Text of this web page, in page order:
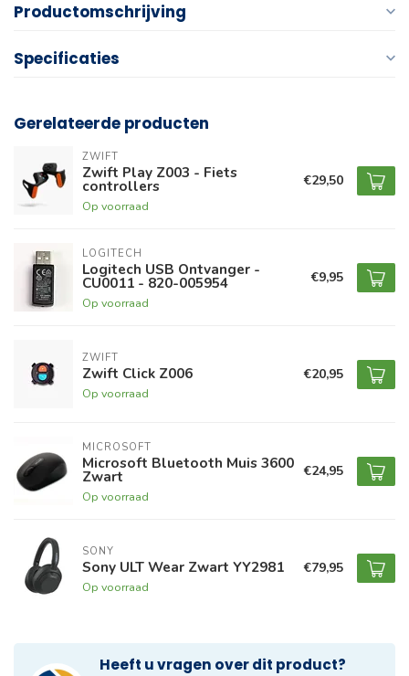
Productomschrijving
Specificaties
Gerelateerde producten
ZWIFT
Zwift Play Z003 - Fiets
controllers
Op voorraad
€29,50
LOGITECH
Logitech USB Ontvanger -
CU0011 - 820-005954
Op voorraad
€9,95
ZWIFT
Zwift Click Z006
Op voorraad
€20,95
MICROSOFT
Microsoft Bluetooth Muis 3600
Zwart
Op voorraad
€24,95
SONY
Sony ULT Wear Zwart YY2981
Op voorraad
€79,95
Heeft u vragen over dit product?